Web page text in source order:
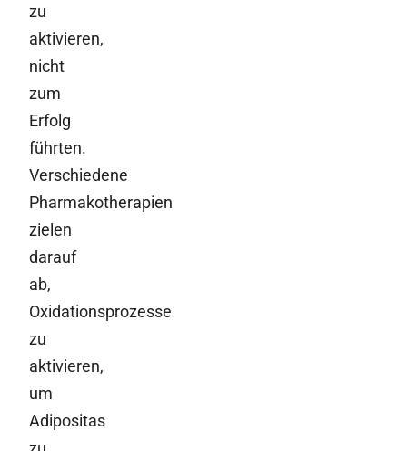
zu
aktivieren,
nicht
zum
Erfolg
führten.
Verschiedene
Pharmakotherapien
zielen
darauf
ab,
Oxidationsprozesse
zu
aktivieren,
um
Adipositas